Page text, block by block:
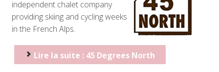
independent chalet company
providing skiing and cycling weeks
in the French Alps.
Lire la suite : 45 Degrees North